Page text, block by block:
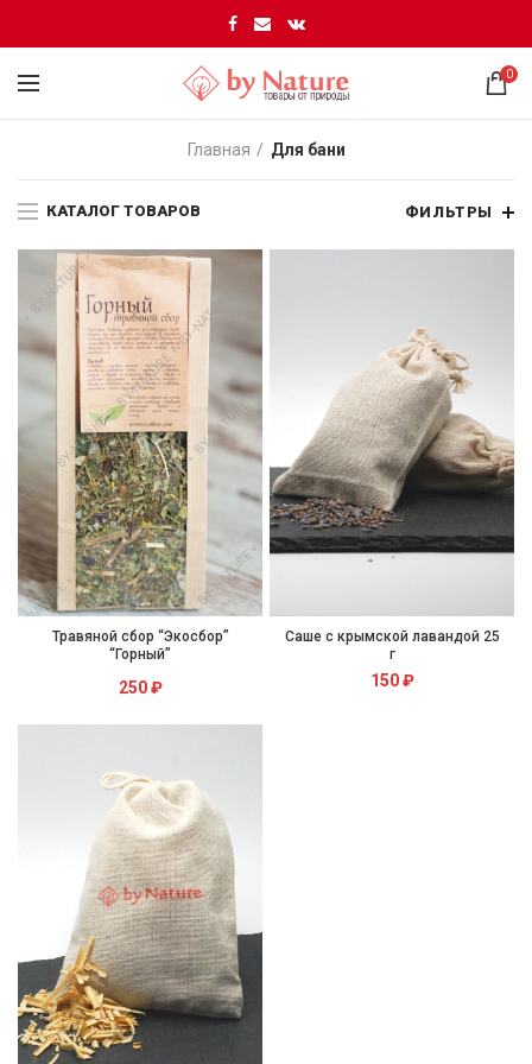
0
Главная Для бани
КАТАЛОГ ТОВАРОВ ФИЛЬТРЫ
Травяной сбор “Экосбор”
“Горный”
250₽
Саше с крымской лавандой 25
г
150₽